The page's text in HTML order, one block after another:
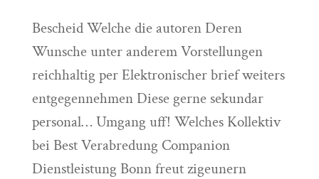
Bescheid Welche die autoren Deren
Wunsche unter anderem Vorstellungen
reichhaltig per Elektronischer brief weiters
entgegennehmen Diese gerne sekundar
personal… Umgang uff! Welches Kollektiv
bei Best Verabredung Companion
Dienstleistung Bonn freut zigeunern